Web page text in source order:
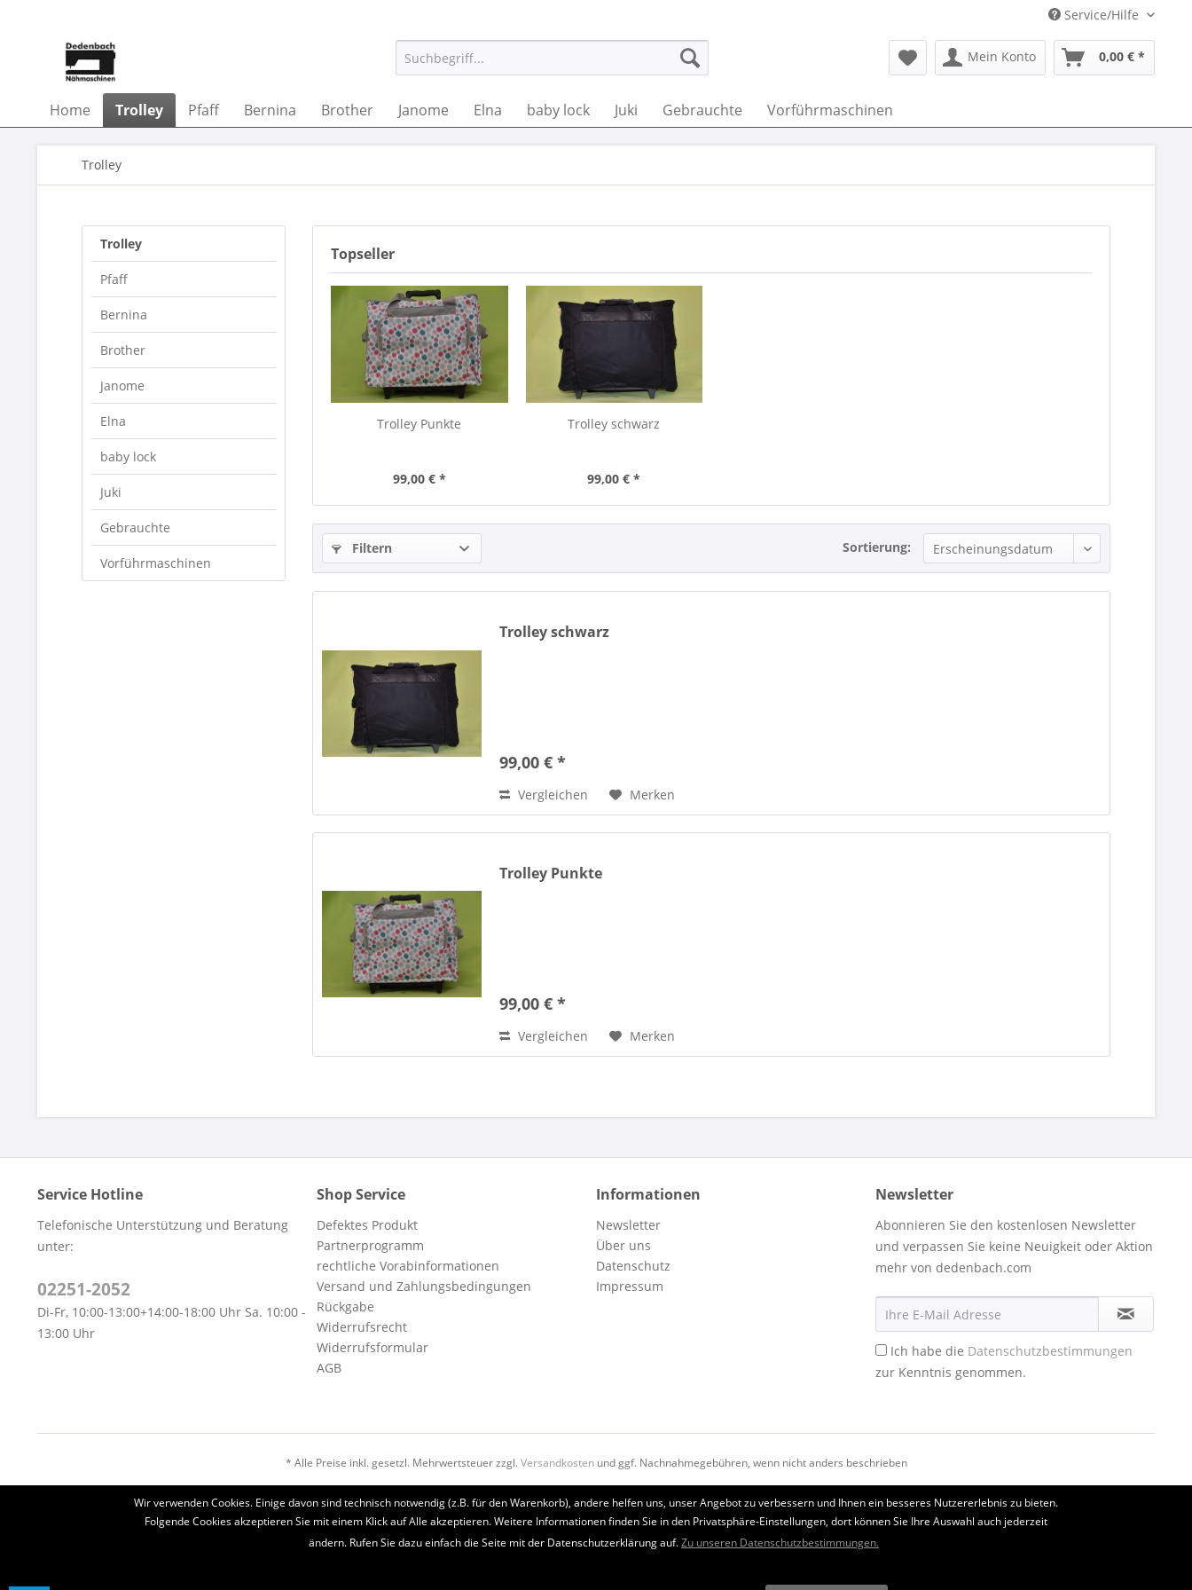
Service/Hilfe
Mein Konto 0,00 € *
Home Trolley Pfaff Bernina Brother Janome Elna baby lock Juki Gebrauchte Vorführmaschinen
Trolley
Trolley
Pfaff
Bernina
Brother
Janome
Elna
baby lock
Juki
Gebrauchte
Vorführmaschinen
Topseller
Trolley Punkte
99,00 € *
Trolley schwarz
99,00 € *
Filtern Sortierung:
Trolley schwarz
99,00 € *
Vergleichen Merken
Trolley Punkte
99,00 € *
Vergleichen Merken
Service Hotline
Telefonische Unterstützung und Beratung
unter:
02251-2052
Di-Fr, 10:00-13:00+14:00-18:00 Uhr Sa. 10:00 -
13:00 Uhr
Shop Service
Defektes Produkt
Partnerprogramm
rechtliche Vorabinformationen
Versand und Zahlungsbedingungen
Rückgabe
Widerrufsrecht
Widerrufsformular
AGB
Informationen
Newsletter
Über uns
Datenschutz
Impressum
Newsletter
Abonnieren Sie den kostenlosen Newsletter
und verpassen Sie keine Neuigkeit oder Aktion
mehr von dedenbach.com
Ich habe die Datenschutzbestimmungen
zur Kenntnis genommen.
* Alle Preise inkl. gesetzl. Mehrwertsteuer zzgl.Versandkostenund ggf. Nachnahmegebühren, wenn nicht anders beschrieben
Wir verwenden Cookies. Einige davon sind technisch notwendig (z.B. für den Warenkorb), andere helfen uns, unser Angebot zu verbessern und Ihnen ein besseres Nutzererlebnis zu bieten.
Folgende Cookies akzeptieren Sie mit einem Klick auf Alle akzeptieren. Weitere Informationen finden Sie in den Privatsphäre-Einstellungen, dort können Sie Ihre Auswahl auch jederzeit
ändern. Rufen Sie dazu einfach die Seite mit der Datenschutzerklärung auf.Zu unseren Datenschutzbestimmungen.